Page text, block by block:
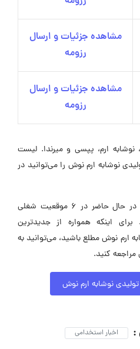
مشاهده جزئیات و ارسال
رزومه
مشاهده جزئیات و ارسال
رزومه
نوشابه ارم، پپسی و میرندا. لیست
نوشابه ارم نوش را می‌توانید در
تولیدی نوشابه ارم نوش در حال حاضر در ۶ موقعیت شغلی
اینکه همواره از جدیدترین
ارم نوش مطلع باشید، می‌توانید به
کنید.
نوشابه ارم نوش
: اخبار استخدامی